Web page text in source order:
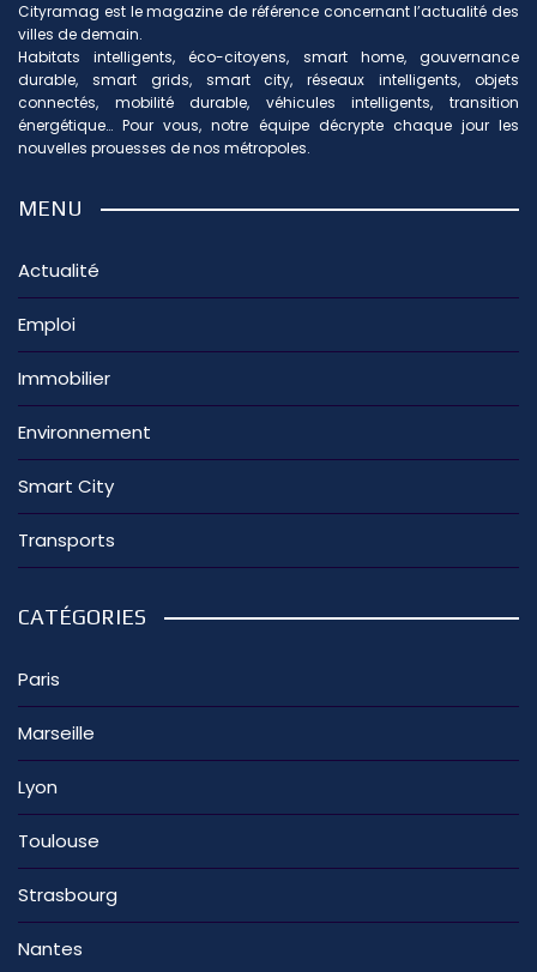
Cityramag est le magazine de référence concernant l’actualité des
villes de demain.
Habitats intelligents, éco-citoyens, smart home, gouvernance
durable, smart grids, smart city, réseaux intelligents, objets
connectés, mobilité durable, véhicules intelligents, transition
énergétique… Pour vous, notre équipe décrypte chaque jour les
nouvelles prouesses de nos métropoles.
MENU
Actualité
Emploi
Immobilier
Environnement
Smart City
Transports
CATÉGORIES
Paris
Marseille
Lyon
Toulouse
Strasbourg
Nantes